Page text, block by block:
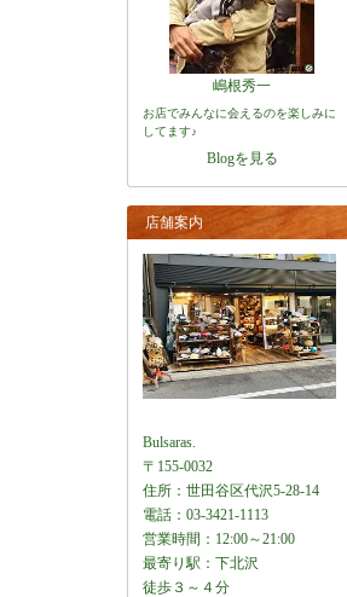
嶋根秀一
お店でみんなに会えるのを楽しみに
してます♪
Blogを見る
店舗案内
Bulsaras.
〒155-0032
住所：世田谷区代沢5-28-14
電話：03-3421-1113
営業時間：12:00～21:00
最寄り駅：下北沢
徒歩３～４分